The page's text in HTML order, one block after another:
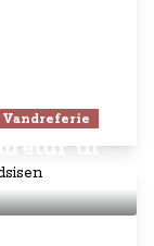
Vandreferie
til